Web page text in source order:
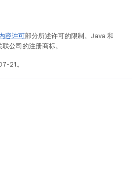
容许可部分所述许可的限制。Java 和
公司的注册商标。
21。